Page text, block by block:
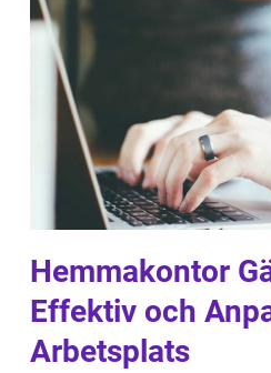
Hemmakontor
Effektiv och
Arbetsplats